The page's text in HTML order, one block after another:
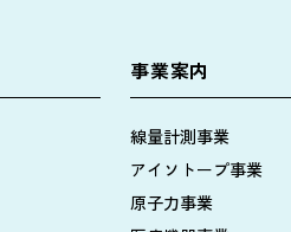
事業案内
線量計測事業
アイソトープ事業
原子力事業